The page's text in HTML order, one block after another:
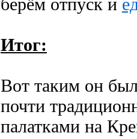
Итог:
Вот таким он
почти
палатками на